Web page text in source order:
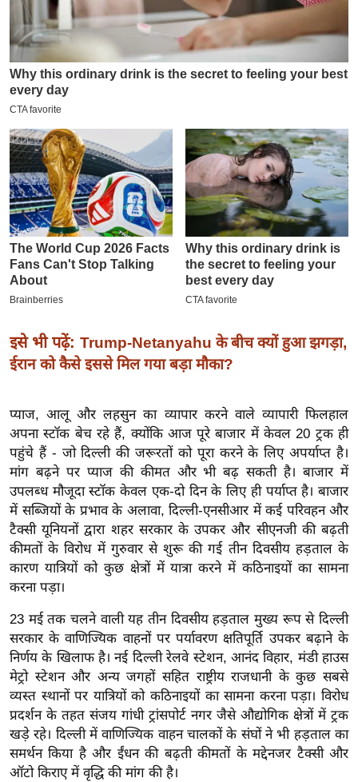
2
0
2
6
क्रा
इ
म
ई
-
पे
प
र
मि
सा
बे
मि
ल
श
ख्सि
य
त
यं
ग
इं
डि
या
सा
हि
त्य
ज
ग
त
ऑ
इसे भी पढ़ें: Trump-Netanyahu के बीच क्यों हुआ झगड़ा,
ईरान को कैसे इससे मिल गया बड़ा मौका?
प्याज, आलू और लहसुन का व्यापार करने वाले व्यापारी फिलहाल
अपना स्टॉक बेच रहे हैं, क्योंकि आज पूरे बाजार में केवल 20 ट्रक ही
पहुंचे हैं - जो दिल्ली की जरूरतों को पूरा करने के लिए अपर्याप्त है।
मांग बढ़ने पर प्याज की कीमत और भी बढ़ सकती है। बाजार में
उपलब्ध मौजूदा स्टॉक केवल एक-दो दिन के लिए ही पर्याप्त है। बाजार
में सब्जियों के प्रभाव के अलावा, दिल्ली-एनसीआर में कई परिवहन और
टैक्सी यूनियनों द्वारा शहर सरकार के उपकर और सीएनजी की बढ़ती
कीमतों के विरोध में गुरुवार से शुरू की गई तीन दिवसीय हड़ताल के
कारण यात्रियों को कुछ क्षेत्रों में यात्रा करने में कठिनाइयों का सामना
करना पड़ा।
23 मई तक चलने वाली यह तीन दिवसीय हड़ताल मुख्य रूप से दिल्ली
सरकार के वाणिज्यिक वाहनों पर पर्यावरण क्षतिपूर्ति उपकर बढ़ाने के
निर्णय के खिलाफ है। नई दिल्ली रेलवे स्टेशन, आनंद विहार, मंडी हाउस
मेट्रो स्टेशन और अन्य जगहों सहित राष्ट्रीय राजधानी के कुछ सबसे
व्यस्त स्थानों पर यात्रियों को कठिनाइयों का सामना करना पड़ा। विरोध
प्रदर्शन के तहत संजय गांधी ट्रांसपोर्ट नगर जैसे औद्योगिक क्षेत्रों में ट्रक
खड़े रहे। दिल्ली में वाणिज्यिक वाहन चालकों के संघों ने भी हड़ताल का
समर्थन किया है और ईंधन की बढ़ती कीमतों के मद्देनजर टैक्सी और
ऑटो किराए में वृद्धि की मांग की है।